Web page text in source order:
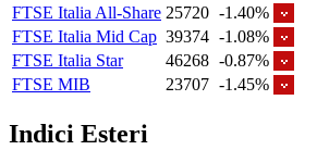
FTSE Italia All-Share 25720 -1.40%
FTSE Italia Mid Cap 39374 -1.08%
FTSE Italia Star
46268 -0.87%
FTSE MIB
23707 -1.45%
Indici Esteri